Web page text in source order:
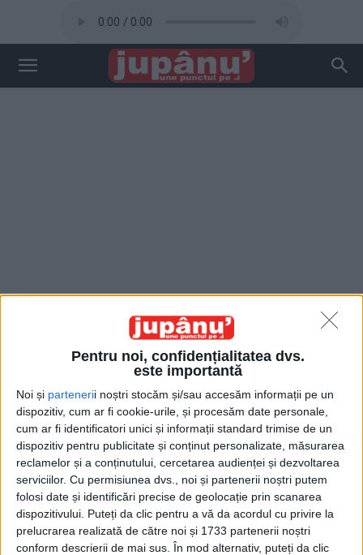
Pentru noi, confidențialitatea dvs.
este importantă
Noi și partenerii noștri stocăm și/sau accesăm informații pe un
dispozitiv, cum ar fi cookie-urile, și procesăm date personale,
cum ar fi identificatori unici și informații standard trimise de un
dispozitiv pentru publicitate și conținut personalizate, măsurarea
reclamelor și a conținutului, cercetarea audienței și dezvoltarea
serviciilor. Cu permisiunea dvs., noi și partenerii noștri putem
folosi date și identificări precise de geolocație prin scanarea
dispozitivului. Puteți da clic pentru a vă da acordul cu privire la
prelucrarea realizată de către noi și 1733 partenerii noștri
conform descrierii de mai sus. În mod alternativ, puteți da clic
Acasă Etichete Sfînta Vineri
Etichetă: Sfînta Vineri